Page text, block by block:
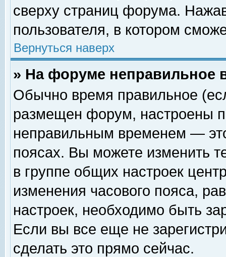
сверху страниц форума.
пользователя, в котором
Вернуться наверх
» На форуме неправильное
Обычно время правильное
размещен форум, настроены
неправильным временем —
поясах. Вы можете изменить
в группе общих настроек
изменения часового пояса,
настроек, необходимо быть
Если вы все еще не
сделать это прямо сейчас.